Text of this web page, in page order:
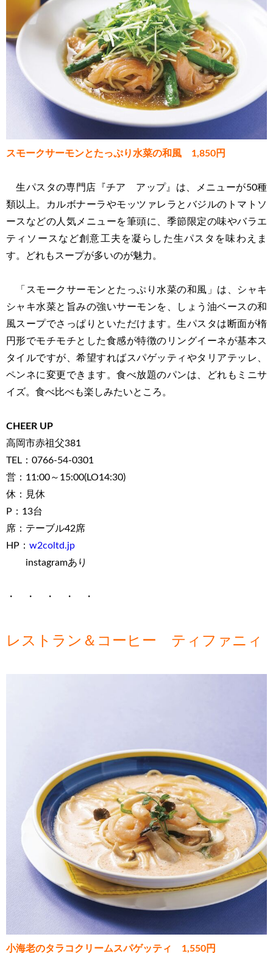
スモークサーモンとたっぷり水菜の和風 1,850円
生パスタの専門店『チア アップ』は、メニューが50種
類以上。カルボナーラやモッツァレラとバジルのトマトソ
ースなどの人気メニューを筆頭に、季節限定の味やバラエ
ティソースなど創意工夫を凝らした生パスタを味わえま
す。どれもスープが多いのが魅力。
「スモークサーモンとたっぷり水菜の和風」は、シャキ
シャキ水菜と旨みの強いサーモンを、しょう油ベースの和
風スープでさっぱりといただけます。生パスタは断面が楕
円形でモチモチとした食感が特徴のリングイーネが基本ス
タイルですが、希望すればスパゲッティやタリアテッレ、
ペンネに変更できます。食べ放題のパンは、どれもミニサ
イズ。食べ比べも楽しみたいところ。
CHEER UP
高岡市赤祖父381
TEL：0766-54-0301
営：11:00～15:00(LO14:30)
休：見休
P：13台
席：テーブル42席
HP： w2coltd.jp
instagramあり
・ ・ ・ ・ ・
レストラン＆コーヒー ティファニィ
小海老のタラコクリームスパゲッティ 1,550円